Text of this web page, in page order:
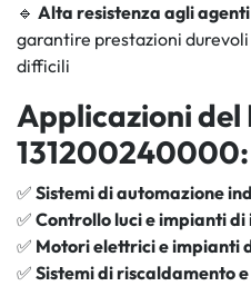
🔹 Alta resistenza agli
garantire prestazioni
difficili
Applicazioni del
131200240000:
✅ Sistemi di automazione
✅ Controllo luci e impianti
✅ Motori elettrici e impianti
✅ Sistemi di riscaldamento